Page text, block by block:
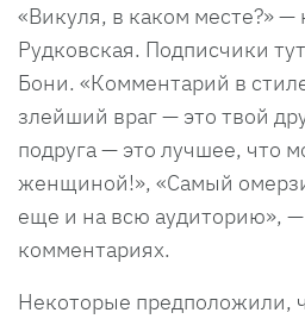
«Викуля, в каком месте?» —
Рудковская. Подписчики
Бони. «Комментарий в
злейший враг — это твой
подруга — это лучшее, что
женщиной!», «Самый
еще и на всю аудиторию»,
комментариях.
Некоторые предположили,